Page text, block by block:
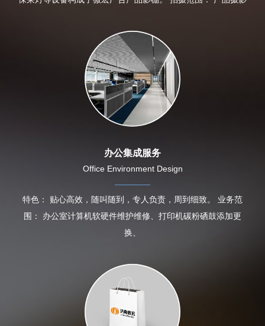
办公集成服务
Office Environment Design
特色： 贴心高效，随叫随到，专人负责，周到细致。 业务范
围： 办公室计算机软硬件维护维修、打印机碳粉硒鼓添加更
换、